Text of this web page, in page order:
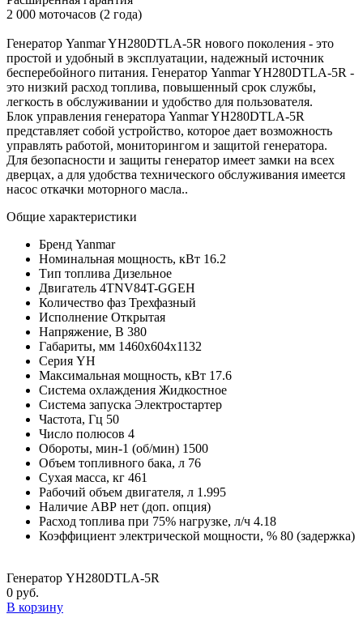
2 000 моточасов (2 года)
Генератор Yanmar YH280DTLA-5R нового поколения - это
простой и удобный в эксплуатации, надежный источник
бесперебойного питания. Генератор Yanmar YH280DTLA-5R -
это низкий расход топлива, повышенный срок службы,
легкость в обслуживании и удобство для пользователя.
Блок управления генератора Yanmar YH280DTLA-5R
представляет собой устройство, которое дает возможность
управлять работой, мониторингом и защитой генератора.
Для безопасности и защиты генератор имеет замки на всех
дверцах, а для удобства технического обслуживания имеется
насос откачки моторного масла..
Общие характеристики
Бренд Yanmar
Номинальная мощность, кВт 16.2
Тип топлива Дизельное
Двигатель 4TNV84T-GGEH
Количество фаз Трехфазный
Исполнение Открытая
Напряжение, В 380
Габариты, мм 1460х604х1132
Серия YH
Максимальная мощность, кВт 17.6
Система охлаждения Жидкостное
Система запуска Электростартер
Частота, Гц 50
Число полюсов 4
Обороты, мин-1 (об/мин) 1500
Объем топливного бака, л 76
Сухая масса, кг 461
Рабочий объем двигателя, л 1.995
Наличие АВР нет (доп. опция)
Расход топлива при 75% нагрузке, л/ч 4.18
Коэффициент электрической мощности, % 80 (задержка)
Генератор YH280DTLA-5R
0 руб.
В корзину